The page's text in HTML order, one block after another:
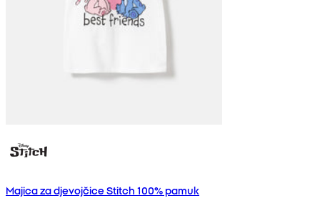
Majica za djevojčice Stitch 100% pamuk